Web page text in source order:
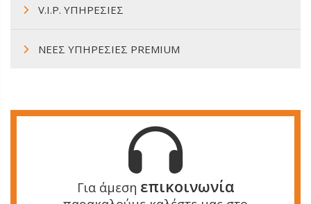
V.I.P. ΥΠΗΡΕΣΙΕΣ
ΝΕΕΣ ΥΠΗΡΕΣΙΕΣ PREMIUM
Για άμεση επικοινωνία